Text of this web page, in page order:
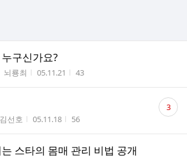
구신가요?
작성자
뇌룡최 작성시간
05.11.21 조회수
43
작성자
김선호 작성시간
05.11.18 조회수
56
댓
글 3
스타의 몸매 관리 비법 공개